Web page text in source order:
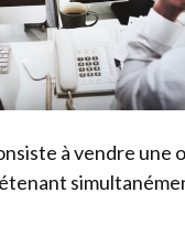
à vendre une